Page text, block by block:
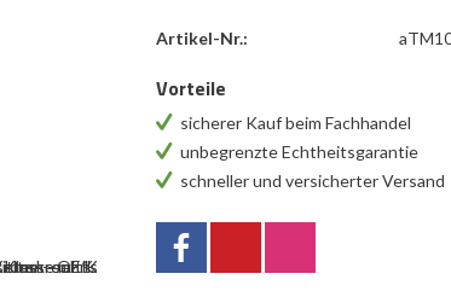
Artikel-Nr.:
Vorteile
sicherer Kauf beim Fachhandel
unbegrenzte Echtheitsgarantie
schneller und versicherter Versand